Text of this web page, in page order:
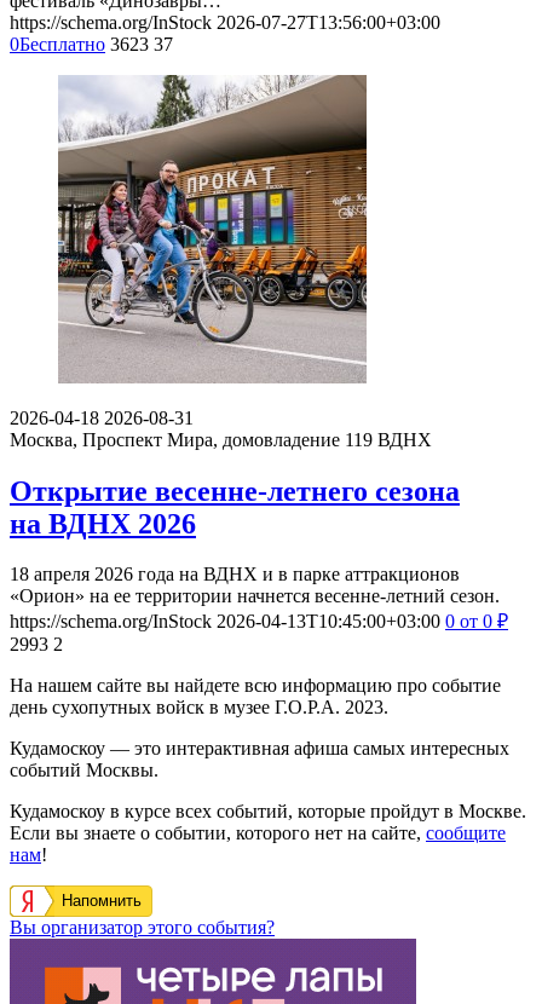
https://schema.org/InStock 2026-07-27T13:56:00+03:00
0Бесплатно 3623 37
2026-04-18 2026-08-31
Москва, Проспект Мира, домовладение 119 ВДНХ
Открытие весенне-летнего сезона
на ВДНХ 2026
18 апреля 2026 года на ВДНХ и в парке аттракционов
«Орион» на ее территории начнется весенне-летний сезон.
https://schema.org/InStock 2026-04-13T10:45:00+03:00 0 от 0 ₽
2993 2
На нашем сайте вы найдете всю информацию про событие
день сухопутных войск в музее Г.О.Р.А. 2023.
Кудамоскоу — это интерактивная афиша самых интересных
событий Москвы.
Кудамоскоу в курсе всех событий, которые пройдут в Москве.
Если вы знаете о событии, которого нет на сайте, сообщите
нам!
Напомнить
Вы организатор этого события?